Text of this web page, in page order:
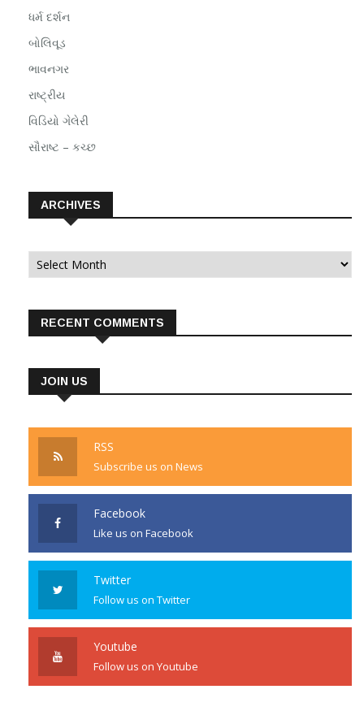
ધર્મ દર્શન
બોલિવૂડ
ભાવનગર
રાષ્ટ્રીય
વિડિયો ગેલેરી
સૌરાષ્ટ – કચ્છ
ARCHIVES
Archives
RECENT COMMENTS
JOIN US
RSS
Subscribe us on News
Facebook
Like us on Facebook
Twitter
Follow us on Twitter
Youtube
Follow us on Youtube